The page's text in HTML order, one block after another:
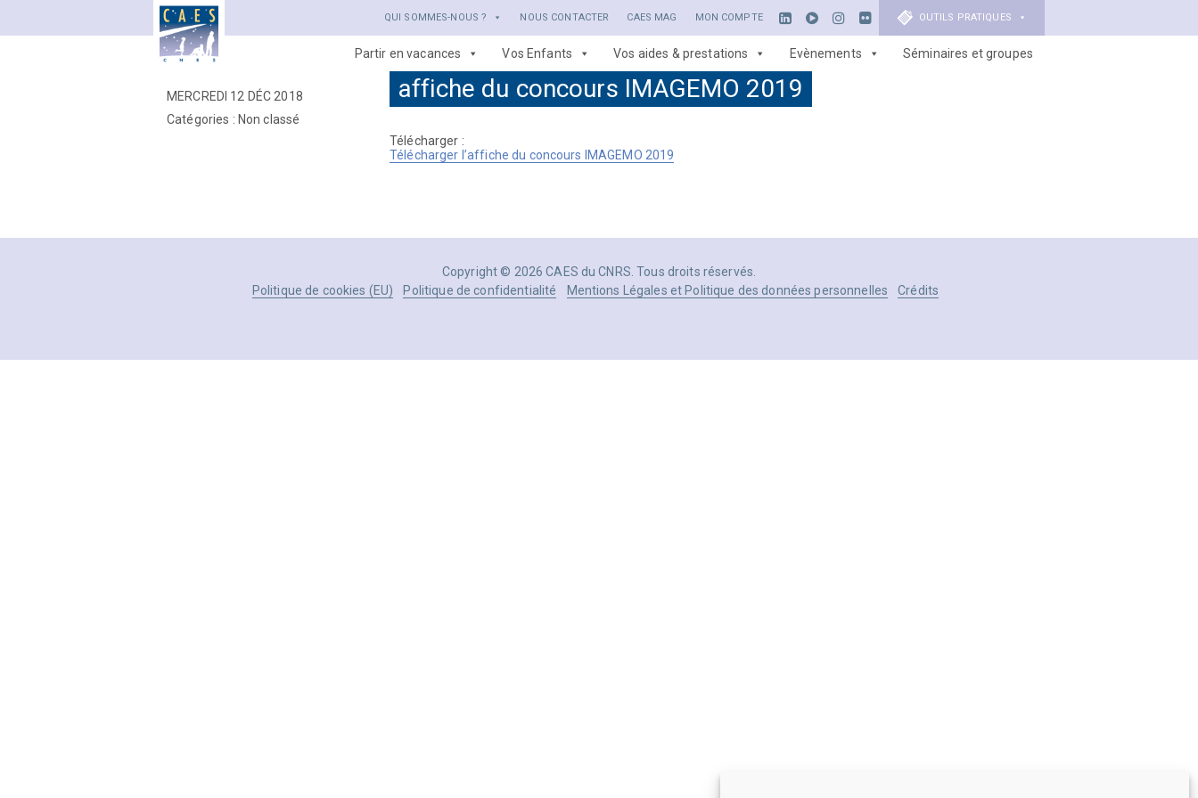
QUI SOMMES-NOUS ? NOUS CONTACTER CAES MAG MON COMPTE OUTILS PRATIQUES
Partir en vacances Vos Enfants Vos aides & prestations Evènements Séminaires et groupes
MERCREDI 12 DÉC 2018
Catégories : Non classé
affiche du concours IMAGEMO 2019
Télécharger :
Télécharger l’affiche du concours IMAGEMO 2019
Copyright © 2026 CAES du CNRS. Tous droits réservés.
Politique de cookies (EU)
Politique de confidentialité Mentions Légales et Politique des données personnelles Crédits